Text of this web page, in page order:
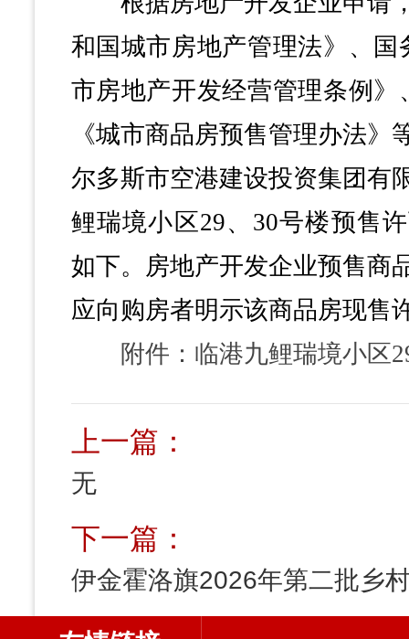
和国城市房地产管理法》、国
市房地产开发经营管理条例》
《城市商品房预售管理办法》
尔多斯市空港建设投资集团有
鲤瑞境小区29、30号楼预售
如下。房地产开发企业预售商
应向购房者明示该商品房现售
附件：临港九鲤瑞境小区
上一篇：
无
下一篇：